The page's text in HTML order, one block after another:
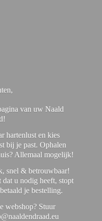
van uw Naald
hartenlust en kies
bij je past. Ophalen
Allemaal mogelijk!
snel & betrouwbaar!
dat u nodig heeft, stopt
je bestelling.
webshop? Stuur